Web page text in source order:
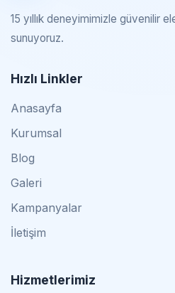
15 yıllık deneyimimizle güvenilir
sunuyoruz.
Hızlı Linkler
Anasayfa
Kurumsal
Blog
Galeri
Kampanyalar
İletişim
Hizmetlerimiz